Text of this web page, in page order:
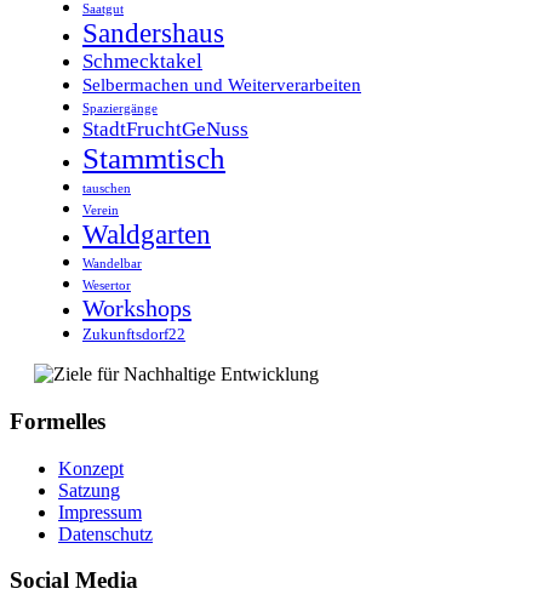
Saatgut
Sandershaus
Schmecktakel
Selbermachen und Weiterverarbeiten
Spaziergänge
StadtFruchtGeNuss
Stammtisch
tauschen
Verein
Waldgarten
Wandelbar
Wesertor
Workshops
Zukunftsdorf22
Formelles
Konzept
Satzung
Impressum
Datenschutz
Social Media